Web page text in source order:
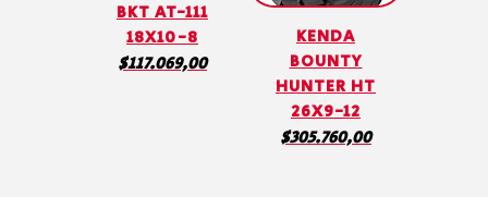
BKT AT-111
18X10-8
$117.069,00
KENDA
BOUNTY
HUNTER HT
26X9-12
$305.760,00